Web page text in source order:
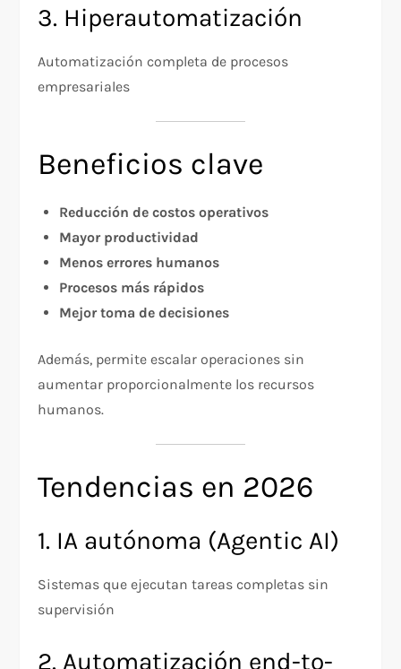
3. Hiperautomatización
Automatización completa de procesos
empresariales
Beneficios clave
Reducción de costos operativos
Mayor productividad
Menos errores humanos
Procesos más rápidos
Mejor toma de decisiones
Además, permite escalar operaciones sin
aumentar proporcionalmente los recursos
humanos.
Tendencias en 2026
1. IA autónoma (Agentic AI)
Sistemas que ejecutan tareas completas sin
supervisión
2. Automatización end-to-